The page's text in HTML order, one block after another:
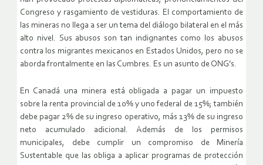
Congreso y rasgamiento de vestiduras. El comportamiento de
las mineras no llega a ser un tema del diálogo bilateral en el más
alto nivel. Sus abusos son tan indignantes como los abusos
contra los migrantes mexicanos en Estados Unidos, pero no se
aborda frontalmente en las Cumbres. Es un asunto de ONG’s.
En Canadá una minera está obligada a pagar un impuesto
sobre la renta provincial de 10% y uno federal de 15%; también
debe pagar 2% de su ingreso operativo, más 13% de su ingreso
neto acumulado adicional. Además de los permisos
municipales, debe cumplir un compromiso de Minería
Sustentable que las obliga a aplicar programas de protección